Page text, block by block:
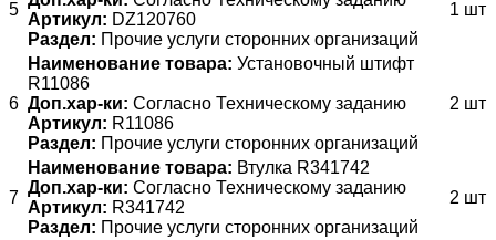
5
Артикул: DZ120760
Раздел: Прочие услуги сторонних организаций
1 шт
6
Наименование товара: Установочный штифт
R11086
Доп.хар-ки: Согласно Техническому заданию
Артикул: R11086
Раздел: Прочие услуги сторонних организаций
2 шт
7
Наименование товара: Втулка R341742
Доп.хар-ки: Согласно Техническому заданию
Артикул: R341742
Раздел: Прочие услуги сторонних организаций
2 шт